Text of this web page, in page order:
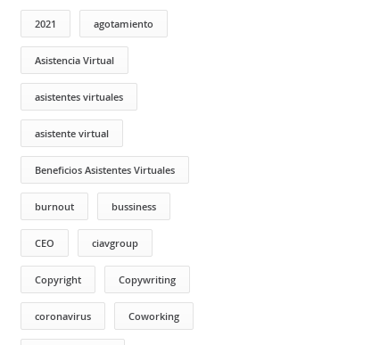
2021 agotamiento
Asistencia Virtual
asistentes virtuales
asistente virtual
Beneficios Asistentes Virtuales
burnout bussiness
CEO ciavgroup
Copyright Copywriting
coronavirus Coworking